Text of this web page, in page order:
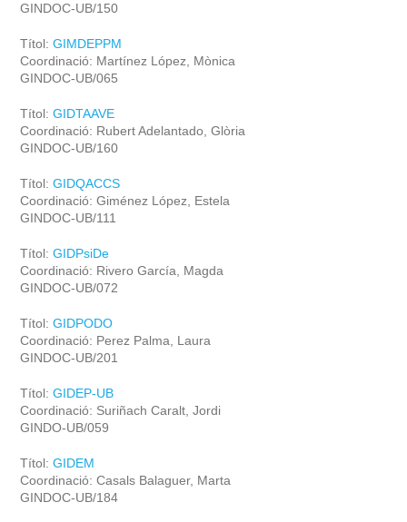
GINDOC-UB/150
Títol: GIMDEPPM
Coordinació: Martínez López, Mònica
GINDOC-UB/065
Títol: GIDTAAVE
Coordinació: Rubert Adelantado, Glòria
GINDOC-UB/160
Títol: GIDQACCS
Coordinació: Giménez López, Estela
GINDOC-UB/111
Títol: GIDPsiDe
Coordinació: Rivero García, Magda
GINDOC-UB/072
Títol: GIDPODO
Coordinació: Perez Palma, Laura
GINDOC-UB/201
Títol: GIDEP-UB
Coordinació: Suriñach Caralt, Jordi
GINDO-UB/059
Títol: GIDEM
Coordinació: Casals Balaguer, Marta
GINDOC-UB/184